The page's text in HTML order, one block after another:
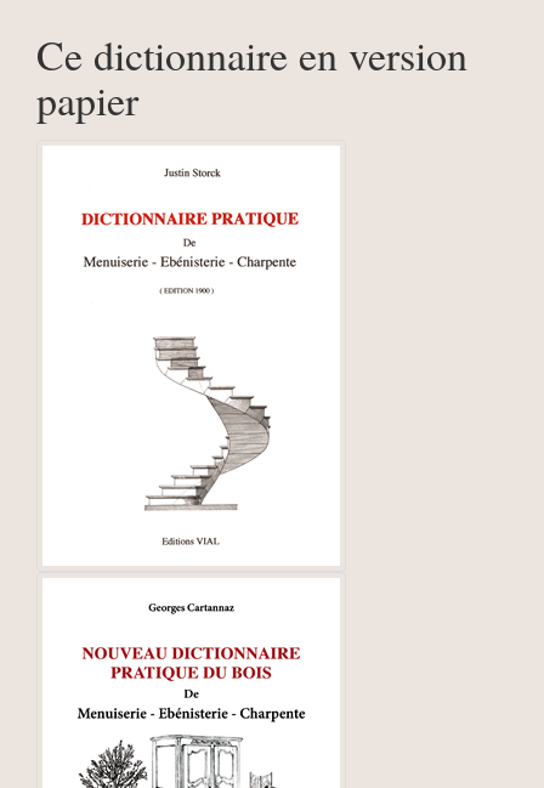
Ce dictionnaire en version
papier